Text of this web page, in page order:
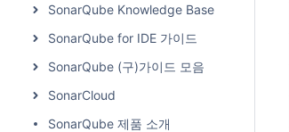
SonarQube Knowledge Base
SonarQube for IDE 가이드
SonarQube (구)가이드 모음
SonarCloud
SonarQube 제품 소개